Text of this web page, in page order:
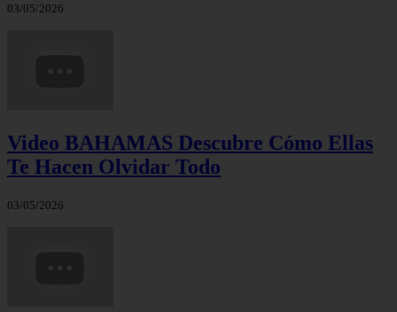
03/05/2026
Video BAHAMAS Descubre Cómo Ellas
Te Hacen Olvidar Todo
03/05/2026